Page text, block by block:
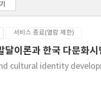
서비스 종료(열람 제한)
달이론과 한국 다문화시
cultural identity